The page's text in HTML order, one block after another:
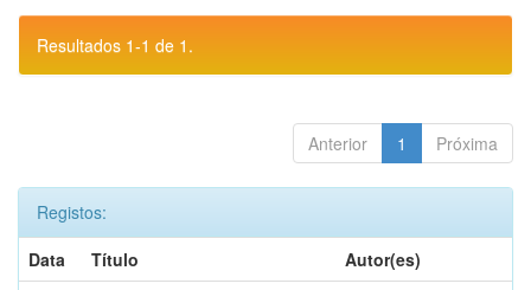
Resultados 1-1 de 1.
Anterior 1 Próxima
Registos:
Data
Título
Autor(es)